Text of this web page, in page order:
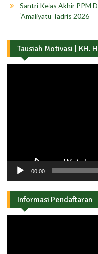
Santri Kelas Akhir PPM
‘Amaliyatu Tadris 2026
Tausiah Motivasi | KH.
00:00
Informasi Pendaftaran